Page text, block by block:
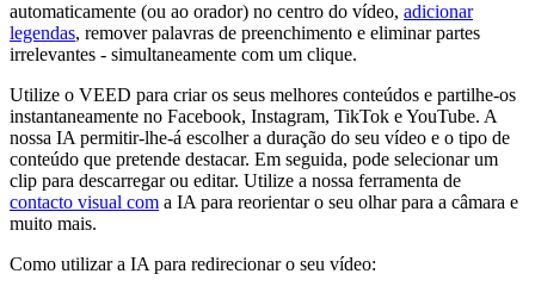
automaticamente (ou ao orador) no centro do vídeo, adicionar
legendas, remover palavras de preenchimento e eliminar partes
irrelevantes - simultaneamente com um clique.
Utilize o VEED para criar os seus melhores conteúdos e partilhe-os
instantaneamente no Facebook, Instagram, TikTok e YouTube. A
nossa IA permitir-lhe-á escolher a duração do seu vídeo e o tipo de
conteúdo que pretende destacar. Em seguida, pode selecionar um
clip para descarregar ou editar. Utilize a nossa ferramenta de
contacto visual com a IA para reorientar o seu olhar para a câmara e
muito mais.
Como utilizar a IA para redirecionar o seu vídeo: